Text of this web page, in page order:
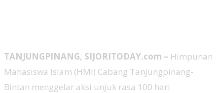
TANJUNGPINANG, SIJORITODAY.com – Himpunan
Mahasiswa Islam (HMI) Cabang Tanjungpinang-
Bintan menggelar aksi unjuk rasa 100 hari